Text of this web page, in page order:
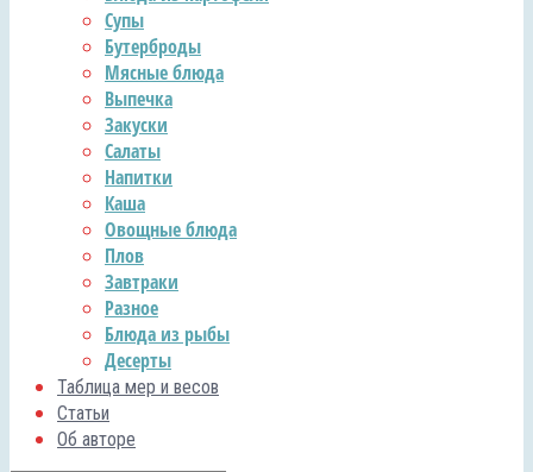
Супы
Бутерброды
Мясные блюда
Выпечка
Закуски
Салаты
Напитки
Каша
Овощные блюда
Плов
Завтраки
Разное
Блюда из рыбы
Десерты
Таблица мер и весов
Статьи
Об авторе